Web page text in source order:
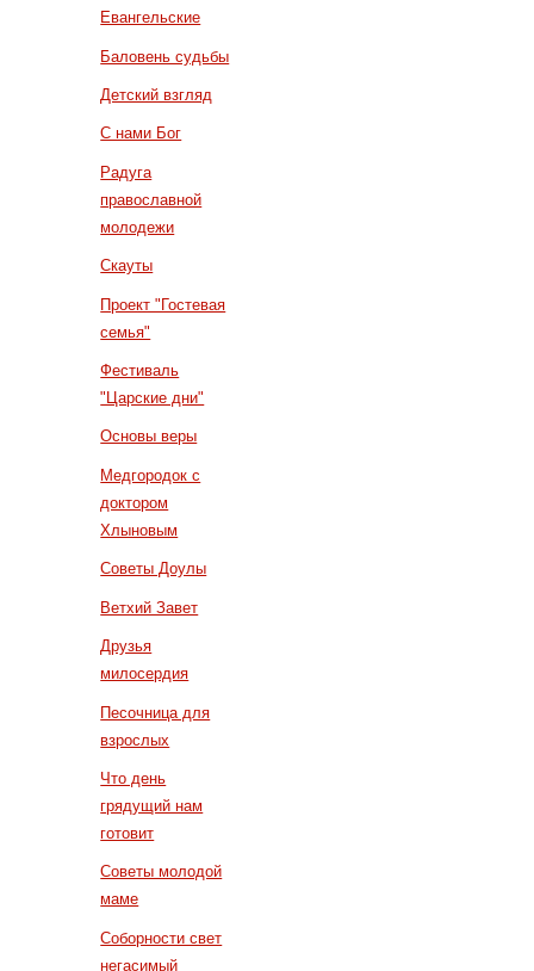
Евангельские
Баловень судьбы
Детский взгляд
С нами Бог
Радуга
православной
молодежи
Скауты
Проект "Гостевая
семья"
Фестиваль
"Царские дни"
Основы веры
Медгородок с
доктором
Хлыновым
Советы Доулы
Ветхий Завет
Друзья
милосердия
Песочница для
взрослых
Что день
грядущий нам
готовит
Советы молодой
маме
Соборности свет
негасимый